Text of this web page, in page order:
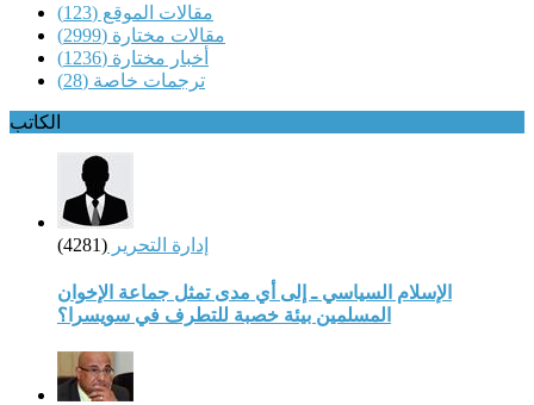
مقالات الموقع (123)
مقالات مختارة (2999)
أخبار مختارة (1236)
ترجمات خاصة (28)
الكاتب
إدارة التحرير (4281)
الإسلام السياسي ـ إلى أي مدى تمثل جماعة الإخوان
المسلمين بيئة خصبة للتطرف في سويسرا؟